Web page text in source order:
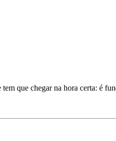
que chegar na hora certa: é